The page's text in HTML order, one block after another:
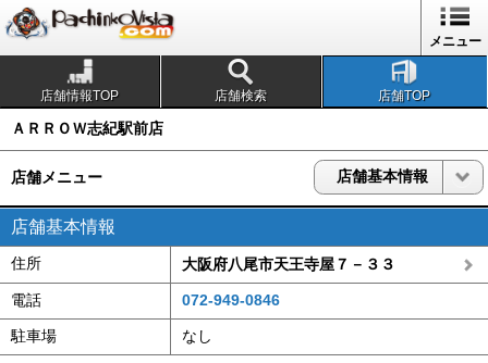
メニュー
店舗情報TOP 店舗検索 店舗TOP
ＡＲＲＯＷ志紀駅前店
店舗メニュー 店舗基本情報
店舗基本情報
住所 大阪府八尾市天王寺屋７－３３
電話 072-949-0846
駐車場 なし